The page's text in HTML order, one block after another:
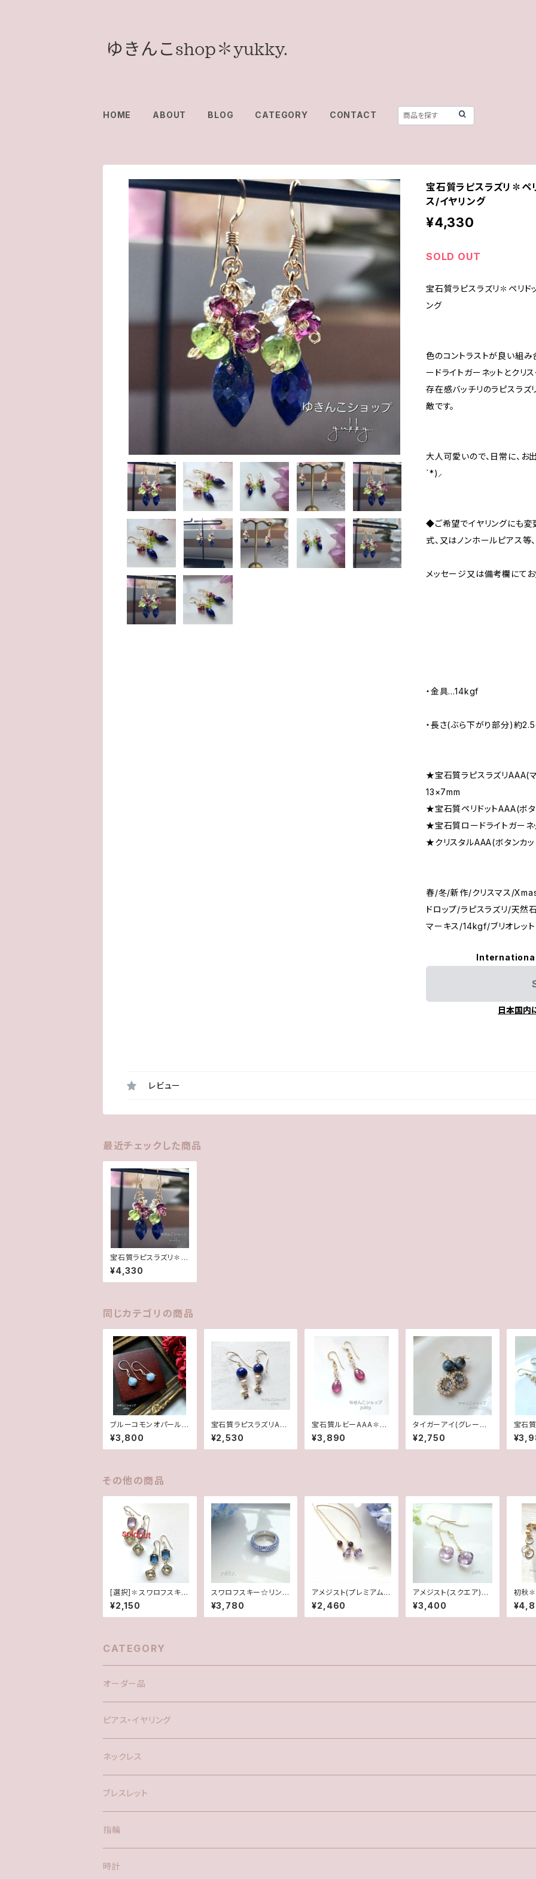
HOME ABOUT BLOG CATEGORY CONTACT
宝石質ラピスラズリ✽ペ
ス/イヤリング
¥4,330
SOLD OUT
宝石質ラピスラズリ✽ペリド
ング
色のコントラストが良い組み
ードライトガーネットとクリ
存在感バッチリのラピスラズ
敵です。
大人可愛いので、日常に、お
`*)⸝
◆ご希望でイヤリングにも変
式、又はノンホールピアス等
メッセージ又は備考欄にて
・金具…14kgf
・長さ(ぶら下がり部分)約
★宝石質ラピスラズリAAA(マ
13×7mm
★宝石質ペリドットAAA(ボ
★宝石質ロードライトガー
★クリスタルAAA(ボタンカ
春/冬/新作/クリスマス/
ドロップ/ラピスラズリ/天然
マーキス/14kgf/ブリオレット
日本国内
レビュー
最近チェックした商品
宝石質ラピスラズリ✽ペ
リドット&ロードライト1
4kgfピアス/イヤリング
¥4,330
同じカテゴリの商品
ブルーコモンオパール/
オニオンカット✽Silver
925ピアス/イヤリング
★
¥3,800
宝石質ラピスラズリAAA
✽淡水パール14kgfピ
アス/イヤリング
¥2,530
宝石質ルビーAAA✽ク
リスタル14kgfデザイン
ピアス/イヤリング
¥3,890
タイガーアイ(グレーカ
ラー)✽フレームガラス1
4kgfピアス/イヤリング
¥2,750
宝石
シェ
4kgf
ヤリン
その他の商品
[選択]✽スワロフスキー
＊ルミナスグリーン✽フ
レームガラス(1ペア)14
kgfピアス/イヤリング
¥2,150
スワロフスキー☆リング
☆Lt.サファイヤ5.5号
¥3,780
アメジスト(プレミアムカ
ット)＊ガーネット♪アメ
リカンピアス
¥2,460
アメジスト(スクエア)一
粒♪14kgfピアス
¥3,400
初秋✽
パー
クレ
CATEGORY
オーダー品
ピアス・イヤリング
silver925
アメリカン
ポスト
ネックレス
ブレスレット
指輪
時計